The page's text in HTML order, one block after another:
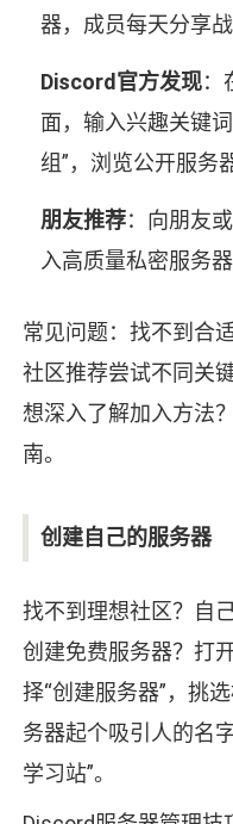
器，成员每天分享
Discord官方发现：
面，输入兴趣关键
组”，浏览公开服务
朋友推荐：向朋友
入高质量私密服务器
常见问题：找不到合
社区推荐尝试不同关键
想深入了解加入方法
南。
创建自己的服务器
找不到理想社区？自
创建免费服务器？打
择“创建服务器”，挑
务器起个吸引人的名
学习站”。